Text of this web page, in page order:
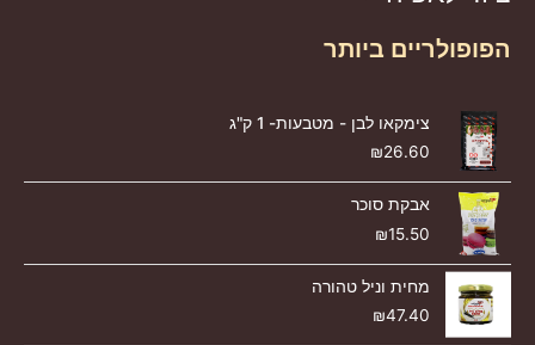
הפופולריים ביותר
צימקאו לבן - מטבעות- 1 ק"ג
₪26.60
אבקת סוכר
₪15.50
מחית וניל טהורה
₪47.40